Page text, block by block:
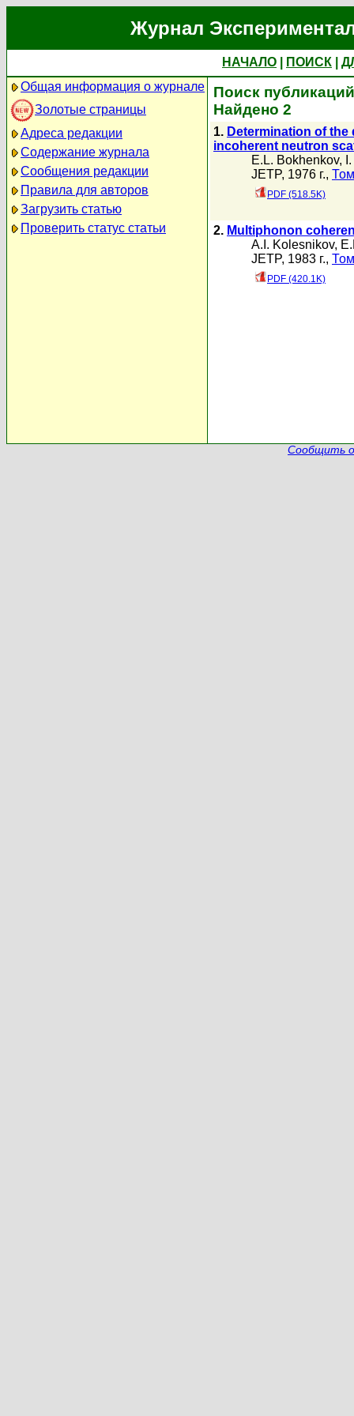
Журнал
НАЧАЛО ПОИСК
Общая информация о журнале
Золотые страницы
Адреса редакции
Содержание журнала
Сообщения редакции
Правила для авторов
Загрузить статью
Проверить статус статьи
Поиск
Найдено 2
1. Determination of
incoherent neutron
E.L. Bokhenkov,
JETP, 1976 г.,
PDF (518.5K)
2. Multiphonon
A.I. Kolesnikov,
JETP, 1983 г.,
PDF (420.1K)
Сообщить о